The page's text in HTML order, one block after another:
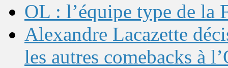
OL : l’équipe type de la
Alexandre Lacazette
les autres comebacks à